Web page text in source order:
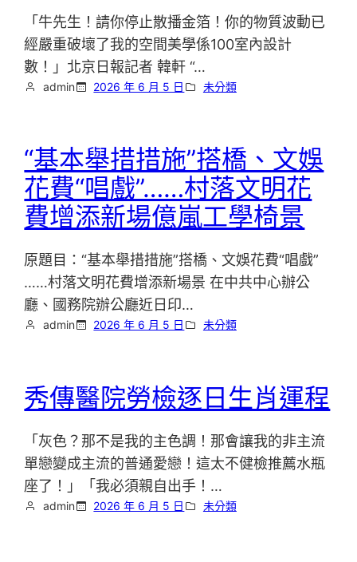
「牛先生！請你停止散播金箔！你的物質波動已
經嚴重破壞了我的空間美學係100室內設計
數！」北京日報記者 韓軒 “…
admin 2026 年 6 月 5 日 未分類
“基本舉措措施”搭橋、文娛
花費“唱戲”……村落文明花
費增添新場億嵐工學椅景
原題目：“基本舉措措施”搭橋、文娛花費“唱戲”
……村落文明花費增添新場景 在中共中心辦公
廳、國務院辦公廳近日印…
admin 2026 年 6 月 5 日 未分類
秀傳醫院勞檢逐日生肖運程
「灰色？那不是我的主色調！那會讓我的非主流
單戀變成主流的普通愛戀！這太不健檢推薦水瓶
座了！」「我必須親自出手！…
admin 2026 年 6 月 5 日 未分類